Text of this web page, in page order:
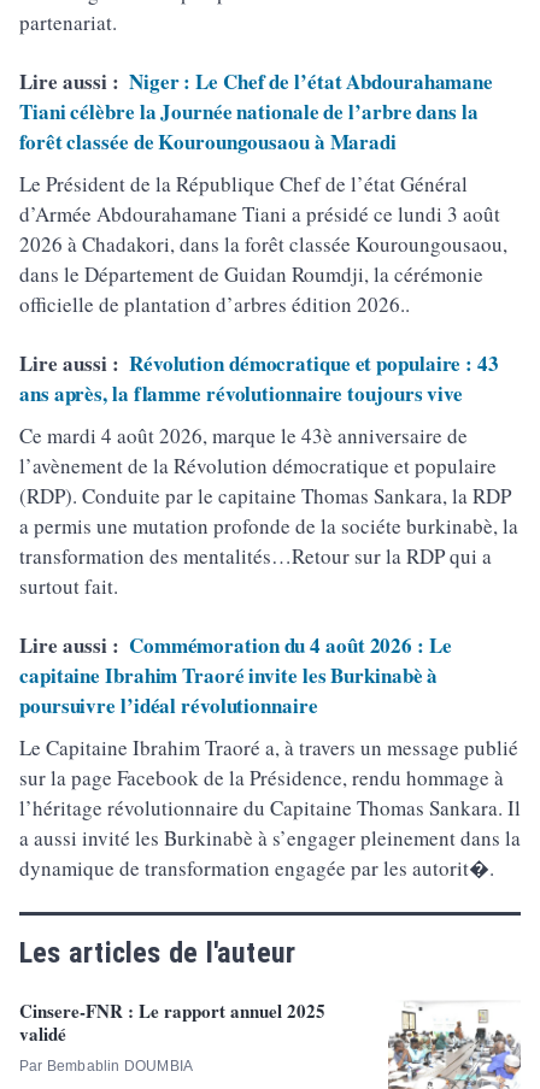
partenariat.
Lire aussi : Niger : Le Chef de l’état Abdourahamane
Tiani célèbre la Journée nationale de l’arbre dans la
forêt classée de Kouroungousaou à Maradi
Le Président de la République Chef de l’état Général
d’Armée Abdourahamane Tiani a présidé ce lundi 3 août
2026 à Chadakori, dans la forêt classée Kouroungousaou,
dans le Département de Guidan Roumdji, la cérémonie
officielle de plantation d’arbres édition 2026..
Lire aussi : Révolution démocratique et populaire : 43
ans après, la flamme révolutionnaire toujours vive
Ce mardi 4 août 2026, marque le 43è anniversaire de
l’avènement de la Révolution démocratique et populaire
(RDP). Conduite par le capitaine Thomas Sankara, la RDP
a permis une mutation profonde de la sociéte burkinabè, la
transformation des mentalités…Retour sur la RDP qui a
surtout fait.
Lire aussi : Commémoration du 4 août 2026 : Le
capitaine Ibrahim Traoré invite les Burkinabè à
poursuivre l’idéal révolutionnaire
Le Capitaine Ibrahim Traoré a, à travers un message publié
sur la page Facebook de la Présidence, rendu hommage à
l’héritage révolutionnaire du Capitaine Thomas Sankara. Il
a aussi invité les Burkinabè à s’engager pleinement dans la
dynamique de transformation engagée par les autorit�.
Les articles de l'auteur
Cinsere-FNR : Le rapport annuel 2025
validé
Par Bembablin DOUMBIA